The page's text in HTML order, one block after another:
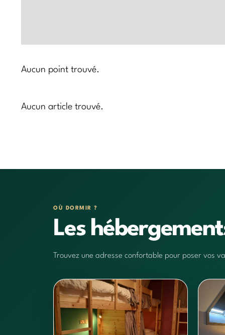
Aucun point trouvé.
Aucun article trouvé.
OÙ DORMIR ?
Les
Trouvez une adresse confortable pour poser vos